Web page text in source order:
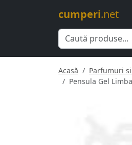
cumperi.net
Acasă Parfumuri
Pensula Gel